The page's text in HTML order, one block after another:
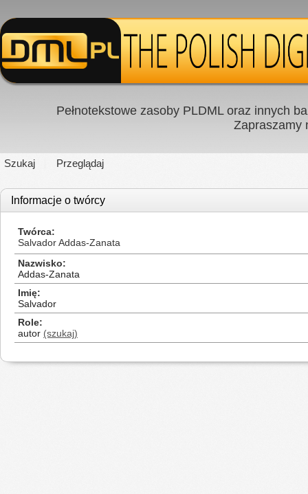
Pełnotekstowe zasoby PLDML oraz innych
Zapraszamy
Szukaj Przeglądaj
Informacje o twórcy
Twórca
Salvador Addas-Zanata
Nazwisko
Addas-Zanata
Imię
Salvador
Role
autor (szukaj)